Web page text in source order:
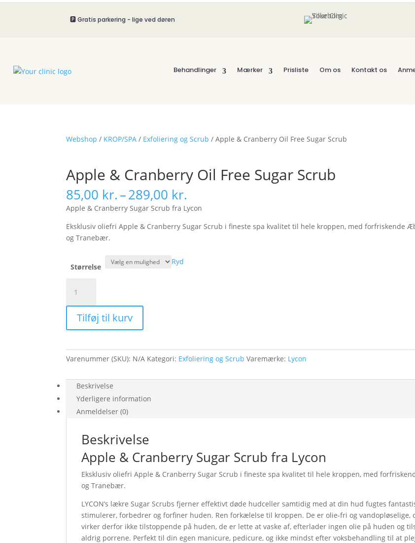
🅿️ Gratis parkering - lige ved døren
Behandlinger Mærker Prisliste Om os Kontakt os
Webshop / KROP/SPA / Exfoliering og Scrub / Apple & Cranberry Oil Free Sugar Scrub
Apple & Cranberry Oil Free Sugar Scrub
85,00 kr.–289,00 kr.
85,00 kr.
til
289,00 kr.
Apple & Cranberry Sugar Scrub fra Lycon
Eksklusiv oliefri Apple & Cranberry Sugar Scrub i fineste spa kvalitet til hele kroppen, med forfriskende
og Tranebær.
Størrelse
Ryd
Cranberry
Free
Scrub
antal
Tilføj til kurv
Varenummer (SKU): N/A Kategori: Exfoliering og Scrub Varemærke: Lycon
Beskrivelse
Yderligere information
Anmeldelser (0)
Beskrivelse
Apple & Cranberry Sugar Scrub fra Lycon
Eksklusiv oliefri Apple & Cranberry Sugar Scrub i fineste spa kvalitet til hele kroppen, med
og Tranebær.
LYCON’s lækre Sugar Scrubs fjerner effektivt døde hudceller samtidig med at din hud fugtes
stimulerer, forbedrer og forfiner huden. Ren forkælelse til kroppen. De er olie-fri og vandopløselige,
virker derfor ikke tilstoppende på huden, de er lette at vaske af, efterlader ingen olie på huden og
aldrig porrene. Perfekt til din egen manicure, pedicure, og ikke mindst efter voksbehandling til at